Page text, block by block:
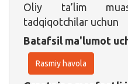
Oliy ta’lim
tadqiqotchilar uchun
Batafsil ma'lumot
Rasmiy havola